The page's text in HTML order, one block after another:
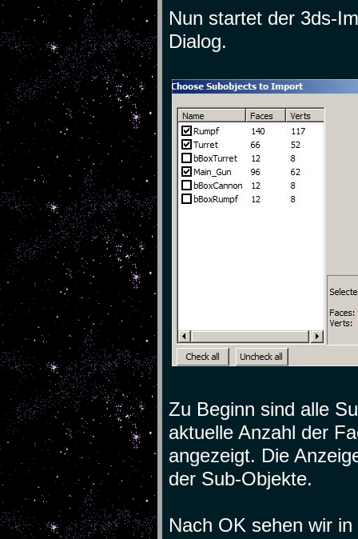
Nun startet der 3ds-
Dialog.
Zu Beginn sind alle
aktuelle Anzahl der
angezeigt. Die
der Sub-Objekte.
Nach OK sehen wir